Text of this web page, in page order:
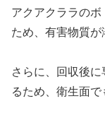
アクアクララの
ため、有害物質が
さらに、回収後
るため、衛生面で